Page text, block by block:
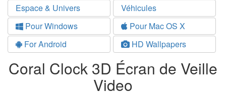
Espace & Univers
Véhicules
Pour Windows
Pour Mac OS X
For Android
HD Wallpapers
Coral Clock 3D Écran de Veille
Video